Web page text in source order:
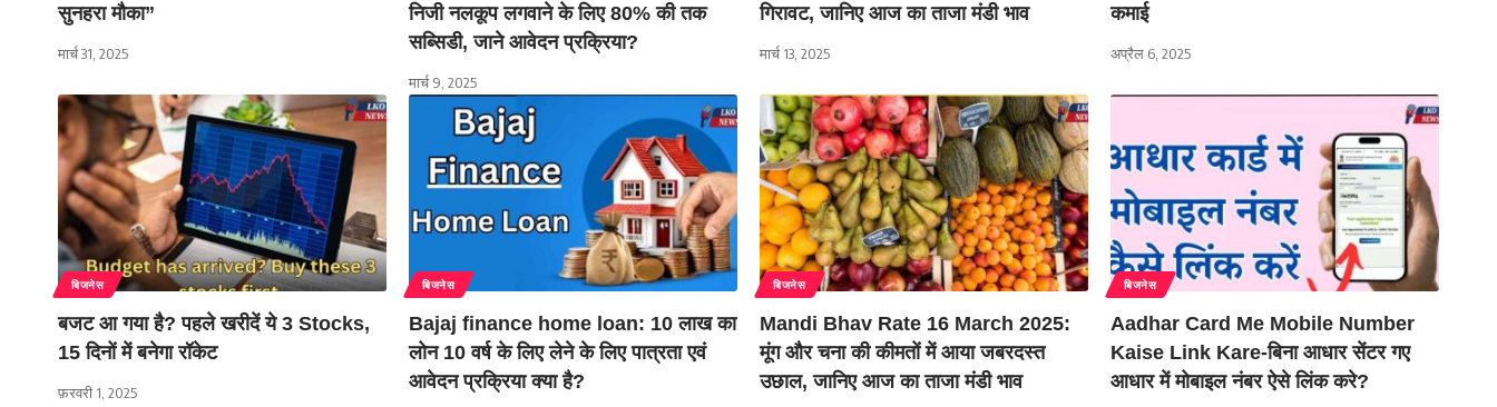
सुनहरा मौका”
मार्च 31, 2025
निजी नलकूप लगवाने के लिए 80% की तक
सब्सिडी, जाने आवेदन प्रक्रिया?
मार्च 9, 2025
गिरावट, जानिए आज का ताजा मंडी भाव
मार्च 13, 2025
कमाई
अप्रैल 6, 2025
बिजनेस
बजट आ गया है? पहले खरीदें ये 3 Stocks,
15 दिनों में बनेगा रॉकेट
फ़रवरी 1, 2025
बिजनेस
Bajaj finance home loan: 10 लाख का
लोन 10 वर्ष के लिए लेने के लिए पात्रता एवं
आवेदन प्रक्रिया क्या है?
बिजनेस
Mandi Bhav Rate 16 March 2025:
मूंग और चना की कीमतों में आया जबरदस्त
उछाल, जानिए आज का ताजा मंडी भाव
बिजनेस
Aadhar Card Me Mobile Number
Kaise Link Kare-बिना आधार सेंटर गए
आधार में मोबाइल नंबर ऐसे लिंक करे?